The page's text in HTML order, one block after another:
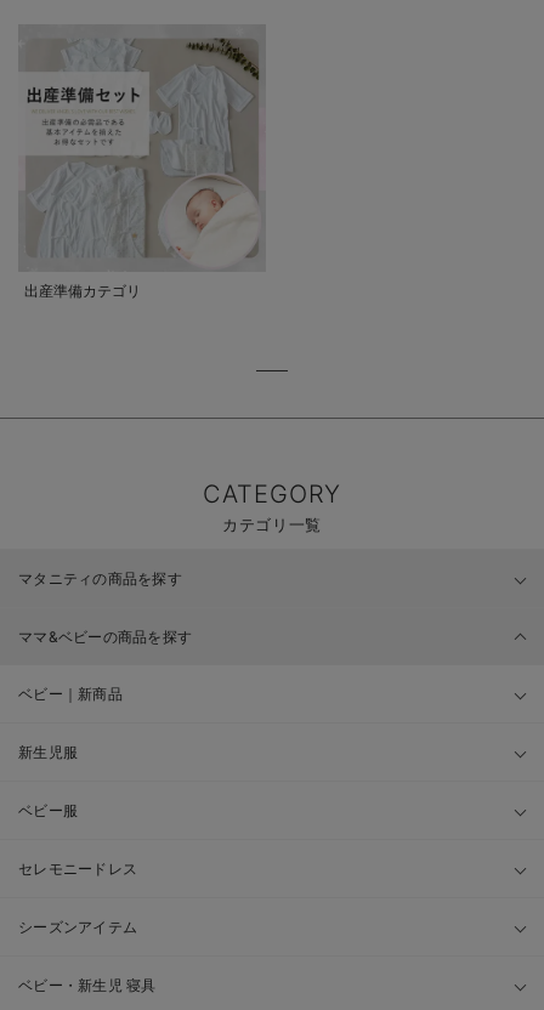
出産準備カテゴリ
CATEGORY
カテゴリ一覧
マタニティの商品を探す
ママ&ベビーの商品を探す
ベビー｜新商品
新生児服
ベビー服
セレモニードレス
シーズンアイテム
ベビー・新生児 寝具